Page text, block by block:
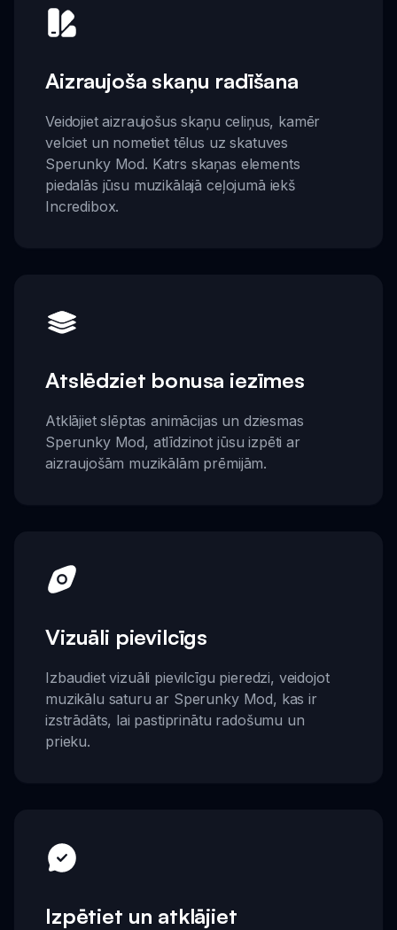
Aizraujoša skaņu radīšana
Veidojiet aizraujošus skaņu celiņus, kamēr
velciet un nometiet tēlus uz skatuves
Sperunky Mod. Katrs skaņas elements
piedalās jūsu muzikālajā ceļojumā iekš
Incredibox.
Atslēdziet bonusa iezīmes
Atklājiet slēptas animācijas un dziesmas
Sperunky Mod, atlīdzinot jūsu izpēti ar
aizraujošām muzikālām prēmijām.
Vizuāli pievilcīgs
Izbaudiet vizuāli pievilcīgu pieredzi, veidojot
muzikālu saturu ar Sperunky Mod, kas ir
izstrādāts, lai pastiprinātu radošumu un
prieku.
Izpētiet un atklājiet